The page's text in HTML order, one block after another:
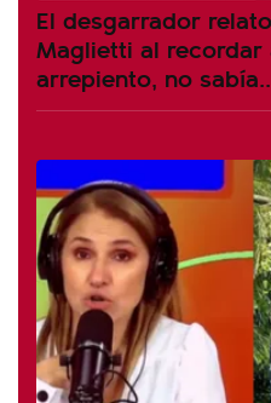
El desgarrador
Maglietti al recordar
arrepiento, no